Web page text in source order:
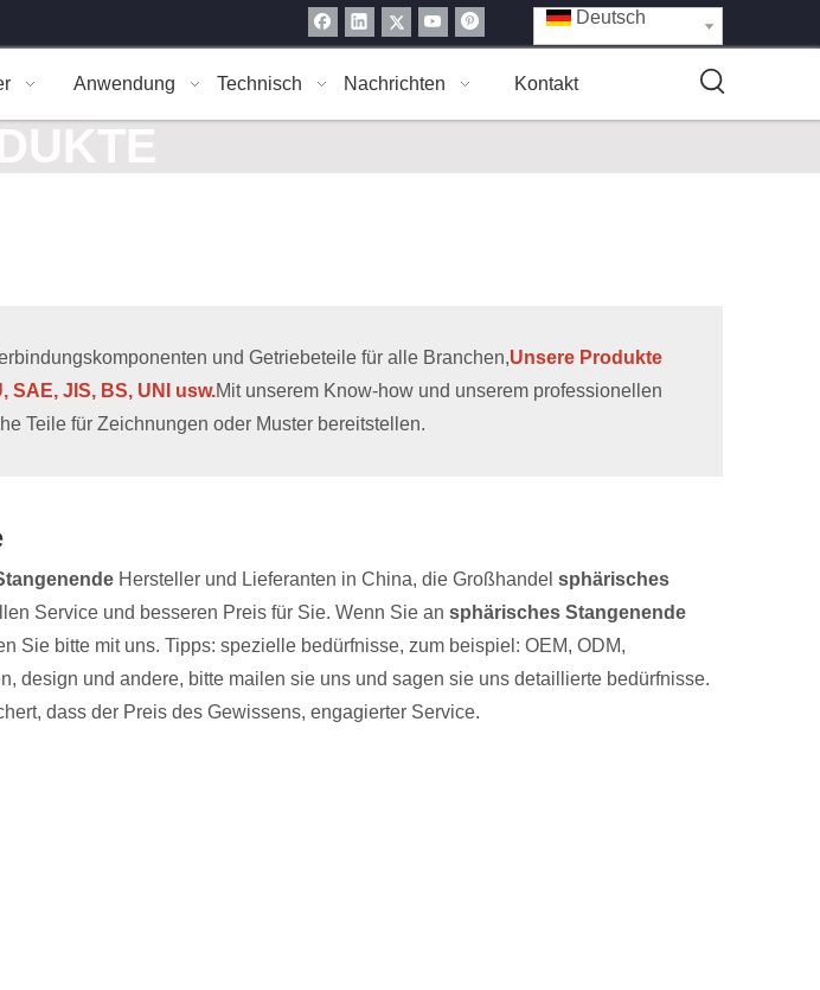
Deutsch
Anwendung Technisch Nachrichten Kontakt
und Getriebeteile für alle Branchen,Unsere Produkte
SAE, JIS, BS, UNI usw.Mit unserem Know-how und unserem professionellen
Teile für Zeichnungen oder Muster bereitstellen.
Hersteller und Lieferanten in China, die Großhandel sphärisches
Service und besseren Preis für Sie. Wenn Sie an sphärisches Stangenende
Sie bitte mit uns. Tipps: spezielle bedürfnisse, zum beispiel: OEM, ODM,
design und andere, bitte mailen sie uns und sagen sie uns detaillierte bedürfnisse.
dass der Preis des Gewissens, engagierter Service.